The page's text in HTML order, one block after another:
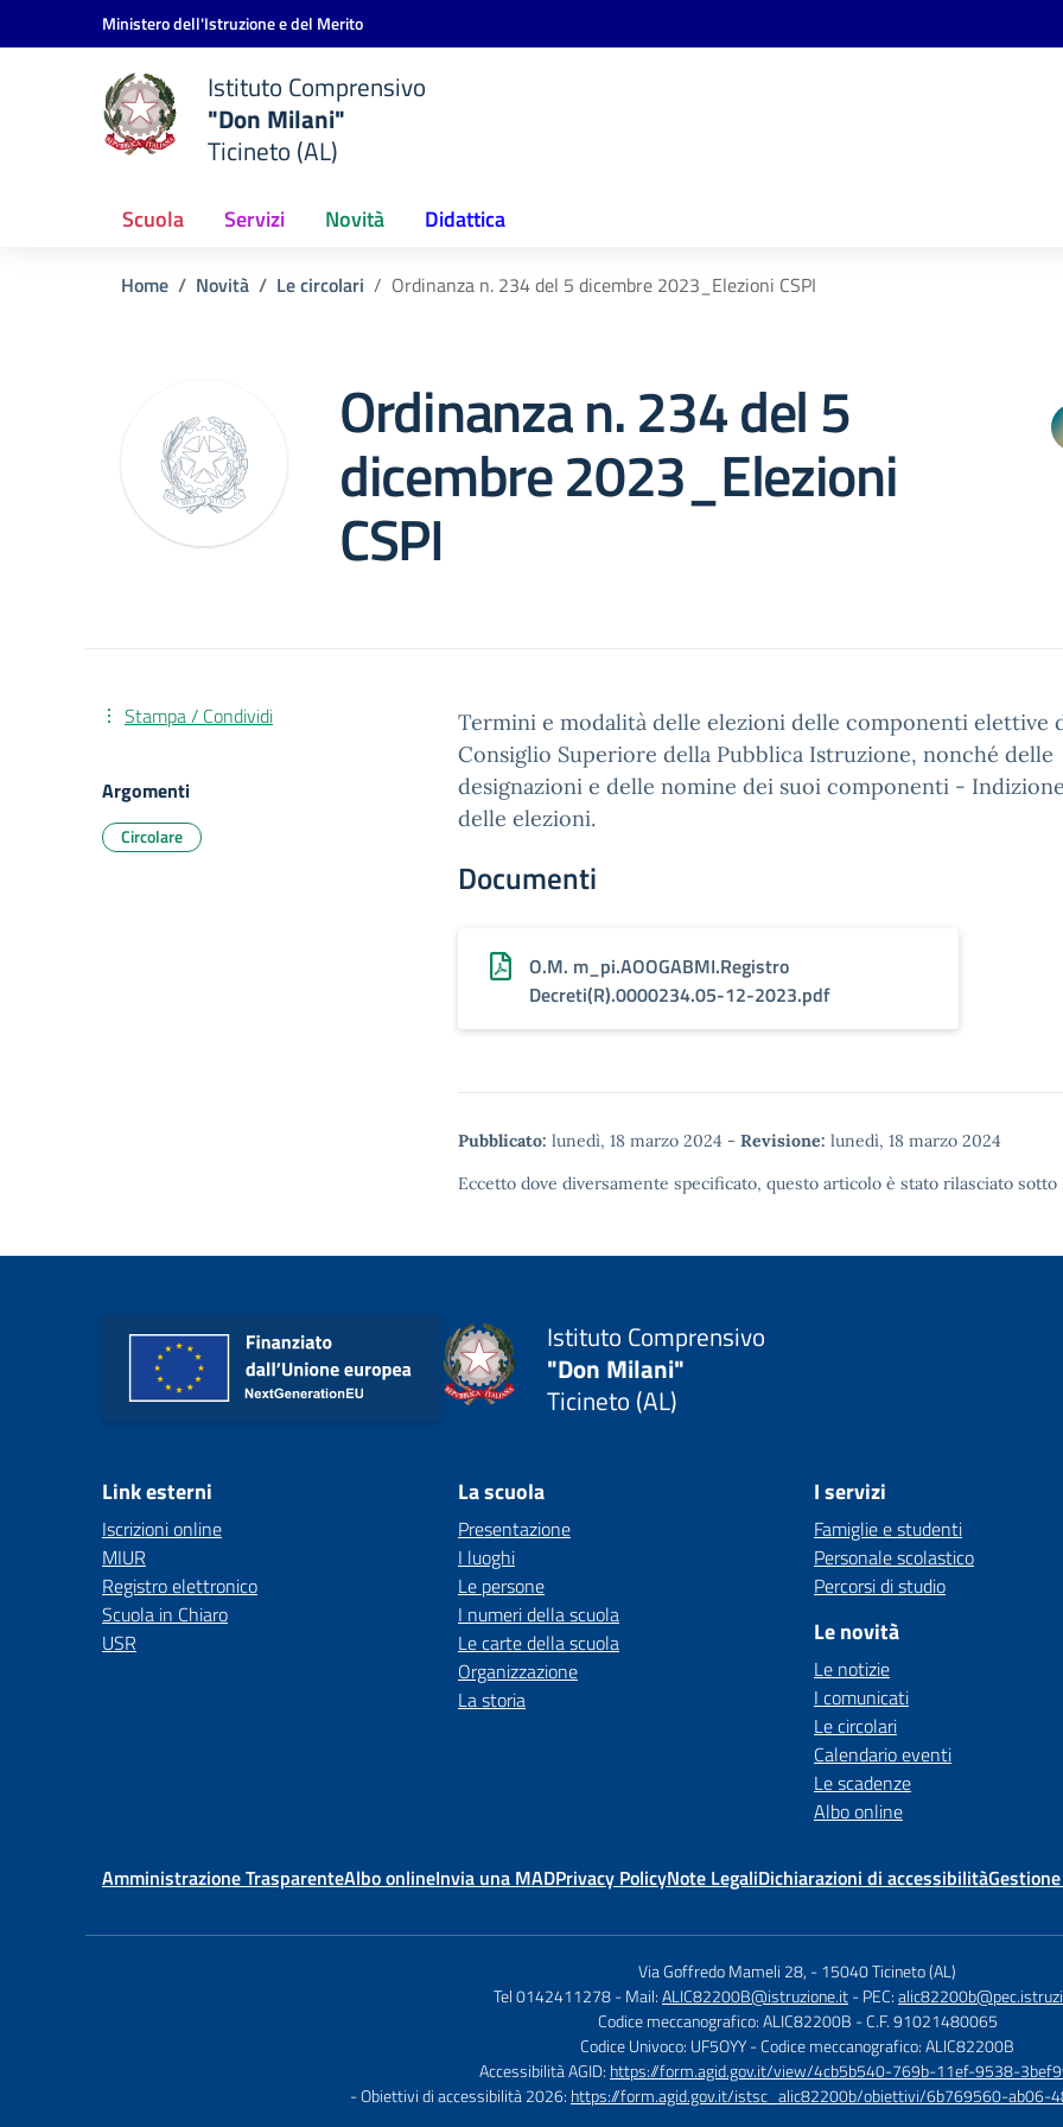
Vai ai contenuti
Vai al menu di navigazioneMinistero dell'Istruzione e del Merito
Istituto Comprensivo
"Don Milani"
Ticineto (AL)
Scuola Servizi Novità Didattica
Home Novità Le circolari Ordinanza n. 234 del 5 dicembre 2023_Elezioni CSPI
Ordinanza n. 234 del 5
dicembre 2023_Elezioni
CSPI
Termini e modalità delle elezioni delle componenti elettive
Consiglio Superiore della Pubblica Istruzione, nonché delle
designazioni e delle nomine dei suoi componenti - Indizione
delle elezioni.
Documenti
O.M. m_pi.AOOGABMI.Registro
Decreti(R).0000234.05-12-2023.pdf
Pubblicato: lunedì, 18 marzo 2024 - Revisione: lunedì, 18 marzo 2024
Eccetto dove diversamente specificato, questo articolo è stato rilasciato sotto
Stampa / Condividi
Argomenti
Circolare
Istituto Comprensivo
"Don Milani"
Ticineto (AL)
Link esterni
Iscrizioni online
MIUR
Registro elettronico
Scuola in Chiaro
USR
La scuola
Presentazione
I luoghi
Le persone
I numeri della scuola
Le carte della scuola
Organizzazione
La storia
I servizi
Famiglie e studenti
Personale scolastico
Percorsi di studio
Le novità
Le notizie
I comunicati
Le circolari
Calendario eventi
Le scadenze
Albo online
Amministrazione TrasparenteAlbo onlineInvia una MADPrivacy PolicyNote LegaliDichiarazioni di accessibilità
Via Goffredo Mameli 28, -15040 Ticineto (AL)
Tel 0142411278- Mail:ALIC82200B@istruzione.it- PEC:
Codice meccanografico: ALIC82200B - C.F. 91021480065
Codice Univoco: UF5OYY- Codice meccanografico: ALIC82200B
Accessibilità AGID: https://form.agid.gov.it/view/4cb5b540-769b-11ef-9538-
- Obiettivi di accessibilità 2026: https://form.agid.gov.it/istsc_alic82200b/obiettivi/6b769560-ab06-